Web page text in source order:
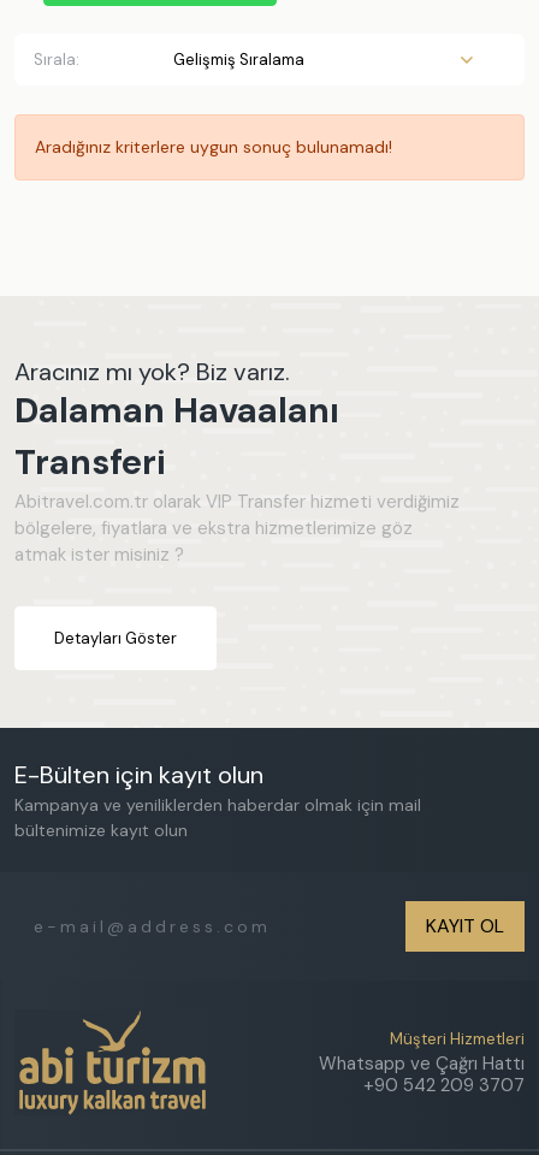
Dalaman
Seydikemer
Dalyan
GENEL ÖZELLIKLER
Jakuzi
Türk Hamamı
Buhar Odası
Balayı Villası
Kapalı Havuz
Isıtmalı Dış Havuz
Havuz Jakuzisi
Geniş Aileye Uygun
Sırala:
Aradığınız kriterlere uygun sonuç bulunamadı!
Aracınız mı yok? Biz varız.
Dalaman Havaalanı
Transferi
Abitravel.com.tr olarak VIP Transfer hizmeti verdiğimiz
bölgelere, fiyatlara ve ekstra hizmetlerimize göz
atmak ister misiniz ?
Detayları Göster
E-Bülten için kayıt olun
Kampanya ve yeniliklerden haberdar olmak için mail
bültenimize kayıt olun
KAYIT OL
Müşteri Hizmetleri
Whatsapp ve Çağrı Hattı
+90 542 209 3707